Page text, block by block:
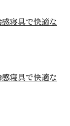
感寝具で快適な
感寝具で快適な